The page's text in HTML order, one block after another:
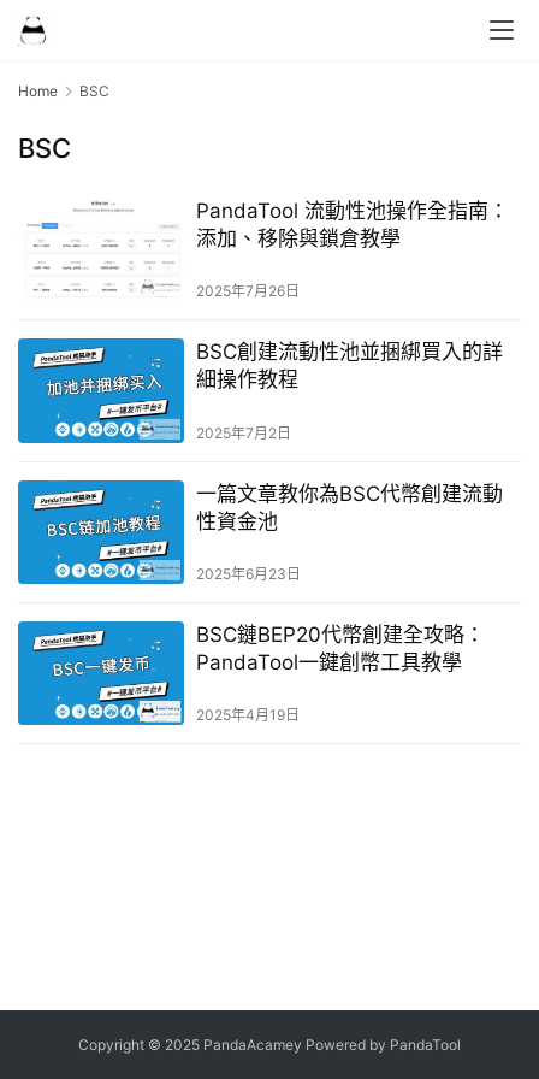
Home BSC
BSC
PandaTool 流動性池操作全指南：
添加、移除與鎖倉教學
2025年7月26日
BSC創建流動性池並捆綁買入的詳
細操作教程
2025年7月2日
一篇文章教你為BSC代幣創建流動
性資金池
2025年6月23日
BSC鏈BEP20代幣創建全攻略：
PandaTool一鍵創幣工具教學
2025年4月19日
Copyright © 2025 PandaAcamey Powered by PandaTool